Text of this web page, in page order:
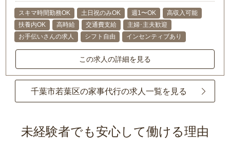
スキマ時間勤務OK 土日祝のみOK 週1〜OK
高収入可能
扶養内OK
高時給 交通費支給
主婦･主夫歓迎
お手伝いさんの求人
シフト自由 インセンティブあり
この求人の詳細を見る
千葉市若葉区の家事代行の求人一覧を見る
未経験者でも安心して働ける理由